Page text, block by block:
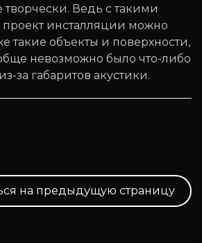
Ведь с такими
инсталляции можно
такие объекты и поверхности,
невозможно было что-либо
за габаритов акустики.
на предыдущую страницу